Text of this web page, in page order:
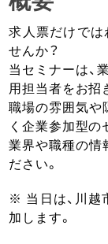
求人票だけでは
せんか？
当セミナーは、
用担当者をお招
職場の雰囲気や
く企業参加型の
業界や職種の情
ださい。
※ 当日は、川越
加します。